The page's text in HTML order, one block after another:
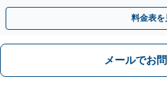
ト予防策の策定など、予防法務にも豊
料金表を
メールでお